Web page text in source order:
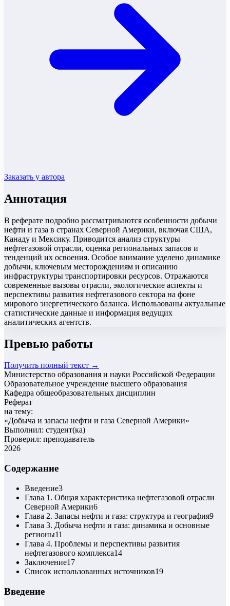
Заказать у автора
Аннотация
В реферате подробно рассматриваются особенности добычи
нефти и газа в странах Северной Америки, включая США,
Канаду и Мексику. Приводится анализ структуры
нефтегазовой отрасли, оценка региональных запасов и
тенденций их освоения. Особое внимание уделено динамике
добычи, ключевым месторождениям и описанию
инфраструктуры транспортировки ресурсов. Отражаются
современные вызовы отрасли, экологические аспекты и
перспективы развития нефтегазового сектора на фоне
мирового энергетического баланса. Использованы актуальные
статистические данные и информация ведущих
аналитических агентств.
Превью работы
Получить полный текст →
Министерство образования и науки Российской Федерации
Образовательное учреждение высшего образования
Кафедра общеобразовательных дисциплин
Реферат
на тему:
«Добыча и запасы нефти и газа Северной Америки»
Выполнил: студент(ка)
Проверил: преподаватель
2026
Содержание
Введение3
Глава 1. Общая характеристика нефтегазовой отрасли
Северной Америки6
Глава 2. Запасы нефти и газа: структура и география9
Глава 3. Добыча нефти и газа: динамика и основные
регионы11
Глава 4. Проблемы и перспективы развития
нефтегазового комплекса14
Заключение17
Список использованных источников19
Введение